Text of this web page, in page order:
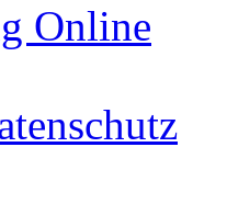
Online